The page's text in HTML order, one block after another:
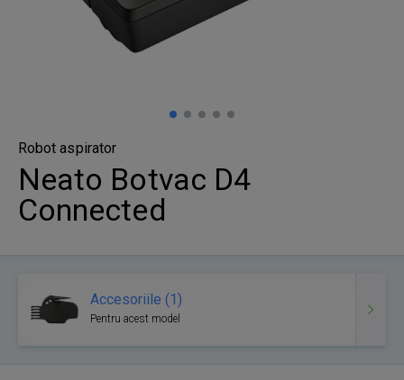
Robot aspirator
Neato Botvac D4
Connected
Accesoriile (1)
Pentru acest model